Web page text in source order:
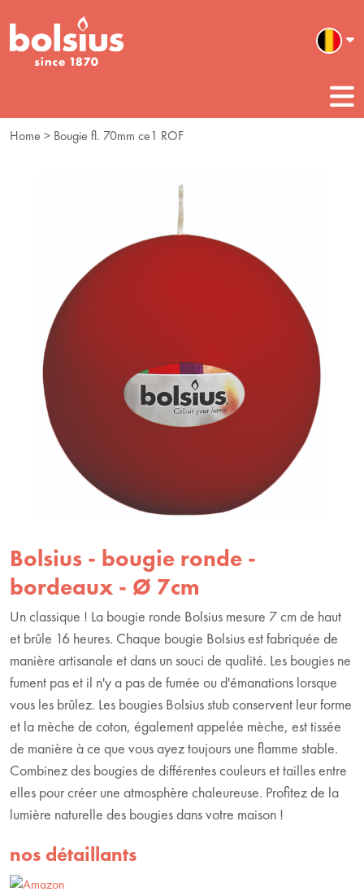
Home > Bougie fl. 70mm ce1 ROF
Bolsius - bougie ronde -
bordeaux - Ø 7cm
Un classique ! La bougie ronde Bolsius mesure 7 cm de haut
et brûle 16 heures. Chaque bougie Bolsius est fabriquée de
manière artisanale et dans un souci de qualité. Les bougies ne
fument pas et il n'y a pas de fumée ou d'émanations lorsque
vous les brûlez. Les bougies Bolsius stub conservent leur forme
et la mèche de coton, également appelée mèche, est tissée
de manière à ce que vous ayez toujours une flamme stable.
Combinez des bougies de différentes couleurs et tailles entre
elles pour créer une atmosphère chaleureuse. Profitez de la
lumière naturelle des bougies dans votre maison !
nos détaillants